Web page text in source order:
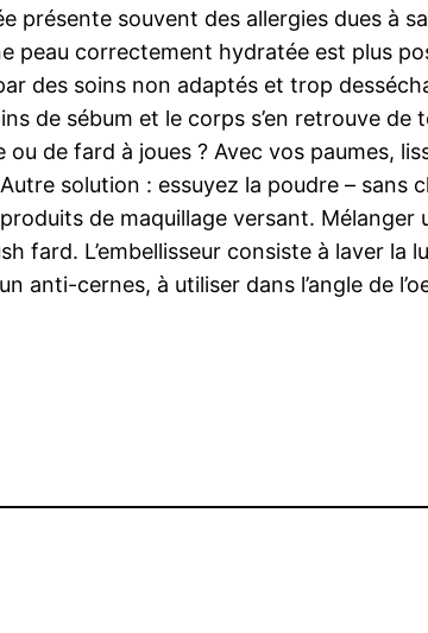
présente souvent des allergies dues à
peau correctement hydratée est plus
des soins non adaptés et trop
de sébum et le corps s’en retrouve de
de fard à joues ? Avec vos paumes,
solution : essuyez la poudre – sans
de maquillage versant. Mélanger
fard. L’embellisseur consiste à laver
cernes, à utiliser dans l’angle de